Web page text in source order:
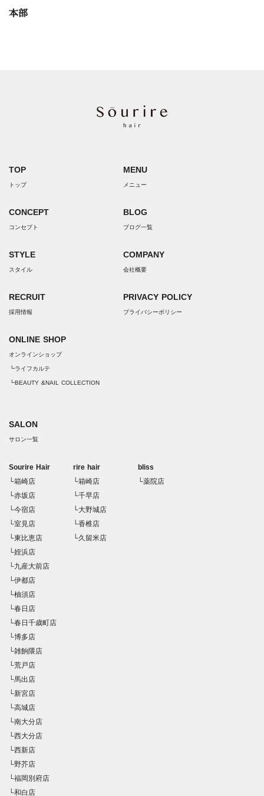
本部
TOP
トップ
CONCEPT
コンセプト
STYLE
スタイル
RECRUIT
採用情報
ONLINE SHOP
オンラインショップ
┗ライフカルテ
┗BEAUTY &NAIL COLLECTION
MENU
メニュー
BLOG
ブログ一覧
COMPANY
会社概要
PRIVACY POLICY
プライバシーポリシー
SALON
サロン一覧
Sourire Hair
└箱崎店
└赤坂店
└今宿店
└室見店
└東比恵店
└姪浜店
└九産大前店
└伊都店
└柚須店
└春日店
└春日千歳町店
└博多店
└雑餉隈店
└荒戸店
└馬出店
└新宮店
└高城店
└南大分店
└西大分店
└西新店
└野芥店
└福岡別府店
└和白店
rire hair
└箱崎店
└千早店
└大野城店
└香椎店
└久留米店
bliss
└薬院店